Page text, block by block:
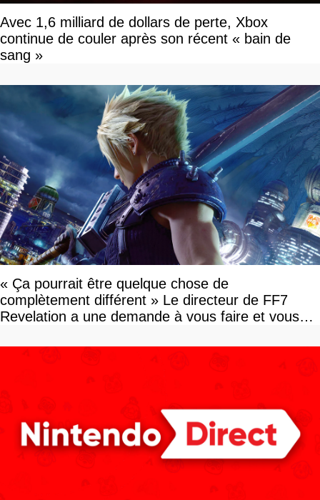
Avec 1,6 milliard de dollars de perte, Xbox
continue de couler après son récent « bain de
sang »
« Ça pourrait être quelque chose de
complètement différent » Le directeur de FF7
Revelation a une demande à vous faire et vous